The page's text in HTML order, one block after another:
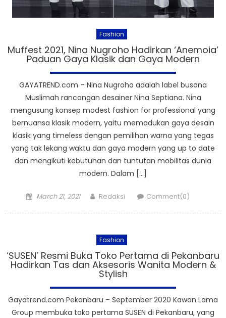
Fashion
Muffest 2021, Nina Nugroho Hadirkan ‘Anemoia’
Paduan Gaya Klasik dan Gaya Modern
GAYATREND.com – Nina Nugroho adalah label busana
Muslimah rancangan desainer Nina Septiana. Nina
mengusung konsep modest fashion for professional yang
bernuansa klasik modern, yaitu memadukan gaya desain
klasik yang timeless dengan pemilihan warna yang tegas
yang tak lekang waktu dan gaya modern yang up to date
dan mengikuti kebutuhan dan tuntutan mobilitas dunia
modern. Dalam […]
Posted
March 21, 2021 Author
Redaksi Comment(0)
Fashion
‘SUSEN’ Resmi Buka Toko Pertama di Pekanbaru
Hadirkan Tas dan Aksesoris Wanita Modern &
Stylish
Gayatrend.com Pekanbaru – September 2020 Kawan Lama
Group membuka toko pertama SUSEN di Pekanbaru, yang